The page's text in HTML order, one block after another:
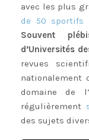
avec les plus
de 50 sportifs
Souvent
d’Universités
revues
nationalement
domaine de
régulièrement
des sujets